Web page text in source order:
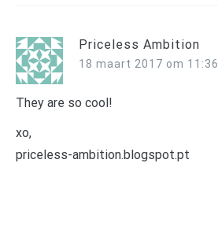
Priceless Ambition
18 maart 2017 om 11:36
They are so cool!
xo,
priceless-ambition.blogspot.pt